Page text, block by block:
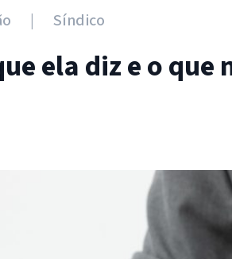
Síndico
ela diz e o